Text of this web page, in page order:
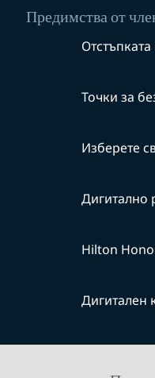
Предимства от
Точки за
Изберете
Дигитално
Hilton
Дигитален